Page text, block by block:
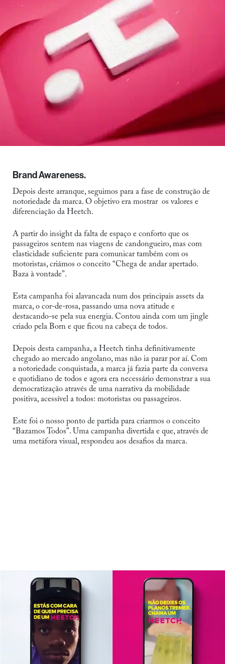
Brand Awareness.
Depois deste arranque, seguimos para a fase de construção de
notoriedade da marca. O objetivo era mostrar os valores e
diferenciação da Heetch.
A partir do insight da falta de espaço e conforto que os
passageiros sentem nas viagens de candongueiro, mas com
elasticidade suficiente para comunicar também com os
motoristas, criámos o conceito “Chega de andar apertado.
Baza à vontade”.
Esta campanha foi alavancada num dos principais assets da
marca, o cor-de-rosa, passando uma nova atitude e
destacando-se pela sua energia. Contou ainda com um jingle
criado pela Born e que ficou na cabeça de todos.
Depois desta campanha, a Heetch tinha definitivamente
chegado ao mercado angolano, mas não ia parar por aí. Com
a notoriedade conquistada, a marca já fazia parte da conversa
e quotidiano de todos e agora era necessário demonstrar a sua
democratização através de uma narrativa da mobilidade
positiva, acessível a todos: motoristas ou passageiros.
Este foi o nosso ponto de partida para criarmos o conceito
“Bazamos Todos”. Uma campanha divertida e que, através de
uma metáfora visual, respondeu aos desafios da marca.